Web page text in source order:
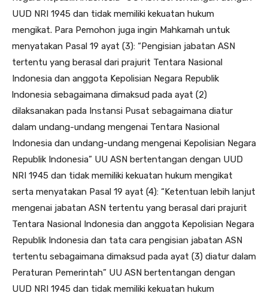
UUD NRI 1945 dan tidak memiliki kekuatan hukum
mengikat. Para Pemohon juga ingin Mahkamah untuk
menyatakan Pasal 19 ayat (3): “Pengisian jabatan ASN
tertentu yang berasal dari prajurit Tentara Nasional
Indonesia dan anggota Kepolisian Negara Republik
lndonesia sebagaimana dimaksud pada ayat (2)
dilaksanakan pada Instansi Pusat sebagaimana diatur
dalam undang-undang mengenai Tentara Nasional
Indonesia dan undang-undang mengenai Kepolisian Negara
Republik Indonesia” UU ASN bertentangan dengan UUD
NRI 1945 dan tidak memiliki kekuatan hukum mengikat
serta menyatakan Pasal 19 ayat (4): “Ketentuan lebih lanjut
mengenai jabatan ASN tertentu yang berasal dari prajurit
Tentara Nasional Indonesia dan anggota Kepolisian Negara
Republik Indonesia dan tata cara pengisian jabatan ASN
tertentu sebagaimana dimaksud pada ayat (3) diatur dalam
Peraturan Pemerintah” UU ASN bertentangan dengan
UUD NRI 1945 dan tidak memiliki kekuatan hukum